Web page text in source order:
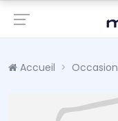
Accueil Occasion